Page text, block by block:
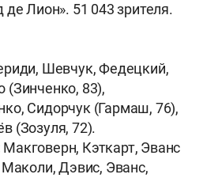
Лион». 51 043 зрителя.
Шевчук, Федецкий,
(Зинченко, 83),
Сидорчук (Гармаш, 76),
(Зозуля, 72).
Макговерн, Кэткарт, Эванс
Дэвис, Эванс,